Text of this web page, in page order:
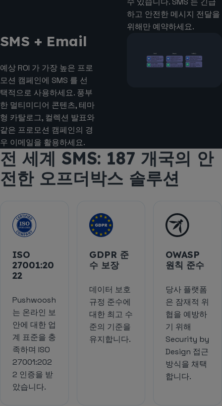
하고 안전한 메시지 전달을
위해만 예약하세요.
SMS + Email
예상 ROI 가 가장 높은 프로
모션 캠페인에 SMS 를 선
택적으로 사용하세요. 풍부
한 멀티미디어 콘텐츠, 테마
형 카탈로그, 컬렉션 발표와
같은 프로모션 캠페인의 경
우 이메일을 활용하세요.
전 세계 SMS: 187 개국의 안
전한 오프더박스 솔루션
ISO
27001:20
22
Pushwoosh
는 온라인 보
안에 대한 업
계 표준을 충
족하며 ISO
27001:202
2 인증을 받
았습니다.
GDPR 준
수 보장
데이터 보호
규정 준수에
대한 최고 수
준의 기준을
유지합니다.
OWASP
원칙 준수
당사 플랫폼
은 잠재적 위
협을 예방하
기 위해
Security by
Design 접근
방식을 채택
합니다.